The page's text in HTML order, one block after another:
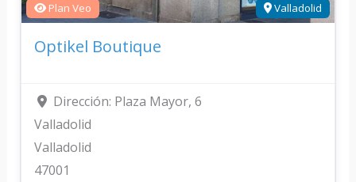
Plan Veo Valladolid
Optikel Boutique
Dirección: Plaza Mayor, 6
Valladolid
Valladolid
47001